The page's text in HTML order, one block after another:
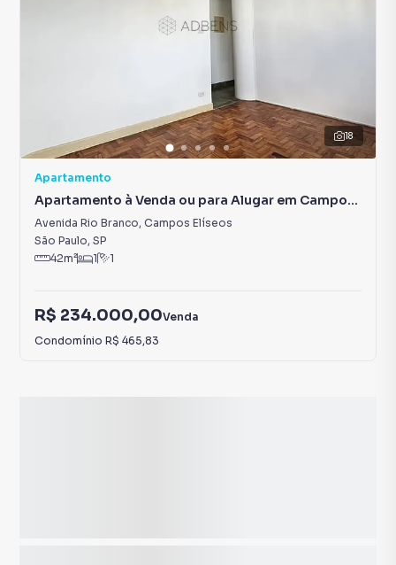
18
Apartamento
Apartamento à Venda ou para Alugar em Campos
Elíseos
Avenida Rio Branco, Campos Elíseos
São Paulo, SP
42m² 1 1
R$ 234.000,00Venda
Condomínio R$ 465,83